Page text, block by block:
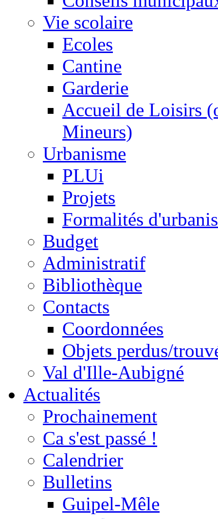
Vie scolaire
Ecoles
Cantine
Garderie
Accueil de Loisirs
Mineurs)
Urbanisme
PLUi
Projets
Formalités
Budget
Administratif
Bibliothèque
Contacts
Coordonnées
Objets perdus/
Val d'Ille-Aubigné
Actualités
Prochainement
Ca s'est passé !
Calendrier
Bulletins
Guipel-Mêle